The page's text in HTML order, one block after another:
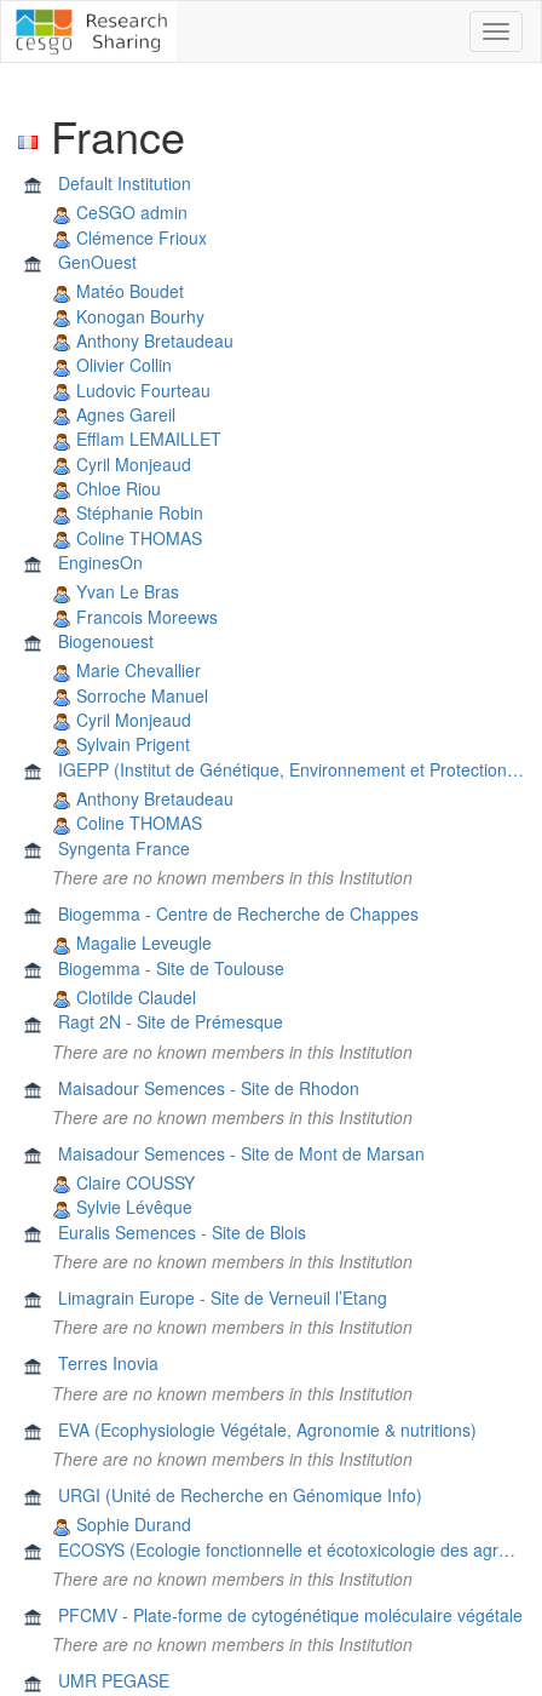
France
Default Institution
CeSGO admin
Clémence Frioux
GenOuest
Matéo Boudet
Konogan Bourhy
Anthony Bretaudeau
Olivier Collin
Ludovic Fourteau
Agnes Gareil
Efflam LEMAILLET
Cyril Monjeaud
Chloe Riou
Stéphanie Robin
Coline THOMAS
EnginesOn
Yvan Le Bras
Francois Moreews
Biogenouest
Marie Chevallier
Sorroche Manuel
Cyril Monjeaud
Sylvain Prigent
IGEPP (Institut de Génétique, Environnement et Protection des Plantes)
Anthony Bretaudeau
Coline THOMAS
Syngenta France
There are no known members in this Institution
Biogemma - Centre de Recherche de Chappes
Magalie Leveugle
Biogemma - Site de Toulouse
Clotilde Claudel
Ragt 2N - Site de Prémesque
There are no known members in this Institution
Maisadour Semences - Site de Rhodon
There are no known members in this Institution
Maisadour Semences - Site de Mont de Marsan
Claire COUSSY
Sylvie Lévêque
Euralis Semences - Site de Blois
There are no known members in this Institution
Limagrain Europe - Site de Verneuil l’Etang
There are no known members in this Institution
Terres Inovia
There are no known members in this Institution
EVA (Ecophysiologie Végétale, Agronomie & nutritions)
There are no known members in this Institution
URGI (Unité de Recherche en Génomique Info)
Sophie Durand
ECOSYS (Ecologie fonctionnelle et écotoxicologie des agroécosystèmes)
There are no known members in this Institution
PFCMV - Plate-forme de cytogénétique moléculaire végétale
There are no known members in this Institution
UMR PEGASE